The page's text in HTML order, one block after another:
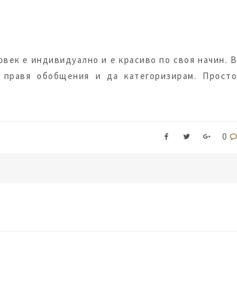
е индивидуално и е красиво по своя начин. В
обобщения и да категоризирам. Просто
0